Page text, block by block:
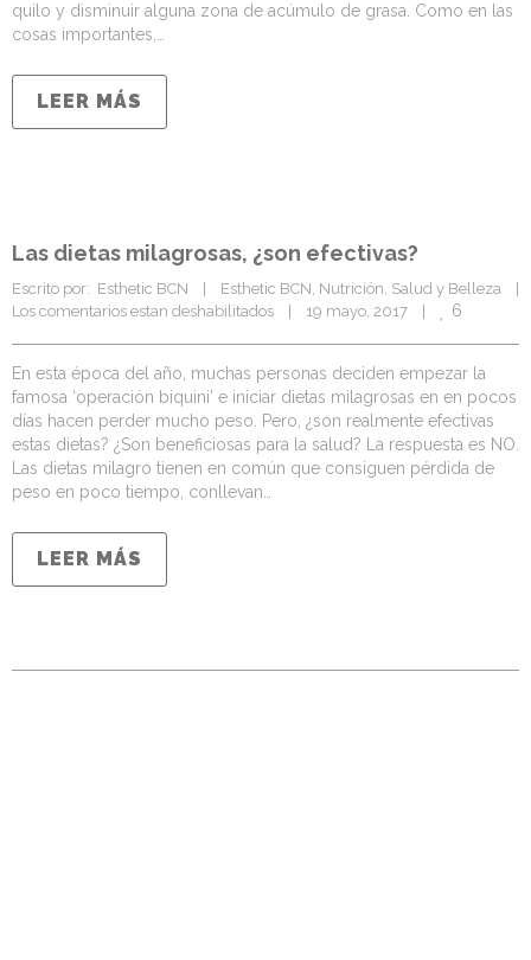
quilo y disminuir alguna zona de acúmulo de grasa. Como en las
cosas importantes,…
LEER MÁS
Las dietas milagrosas, ¿son efectivas?
Escrito por:  Esthetic BCN    | Esthetic BCN, Nutrición, Salud y Belleza
Los comentarios estan deshabilitados
    |    19 mayo, 2017    |
6
En esta época del año, muchas personas deciden empezar la
famosa ‘operación biquini’ e iniciar dietas milagrosas en en pocos
días hacen perder mucho peso. Pero, ¿son realmente efectivas
estas dietas? ¿Son beneficiosas para la salud? La respuesta es NO.
Las dietas milagro tienen en común que consiguen pérdida de
peso en poco tiempo, conllevan…
LEER MÁS